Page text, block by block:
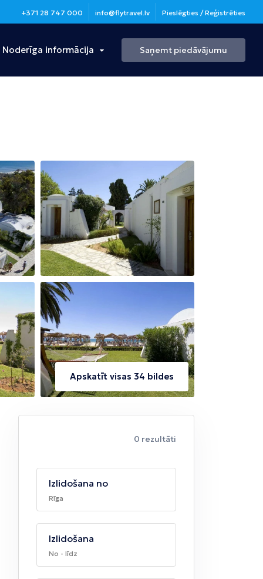
+371 28 747 000 info@flytravel.lv Pieslēgties / Reģistrēties
Bulgārija
Burgasa
Noderīga informācija Saņemt piedāvājumu
Apskatīt visas 34 bildes
0 rezultāti
Izlidošana no
Rīga
Izlidošana
No - līdz